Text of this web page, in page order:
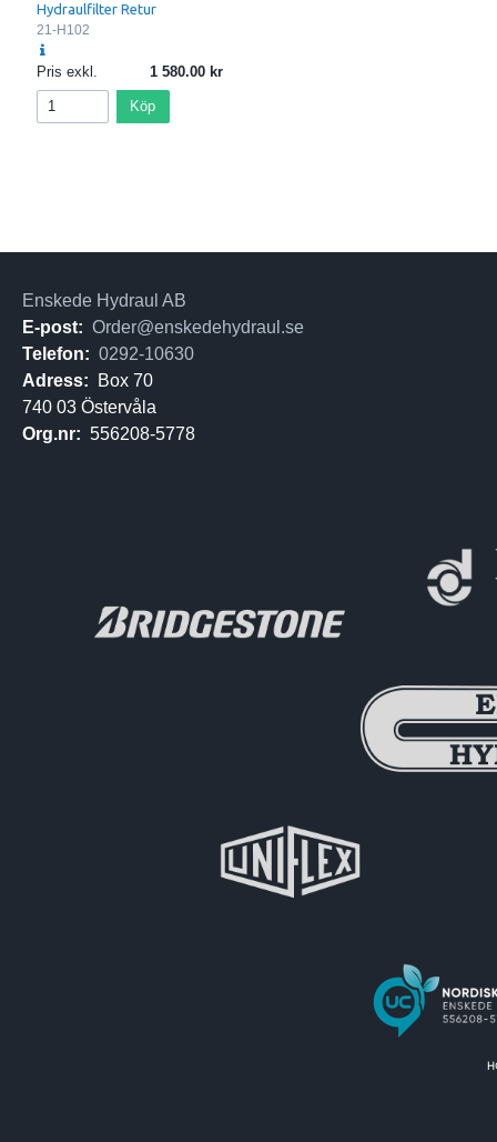
Hydraulfilter Retur
21-H102
Pris exkl. 1 580.00
Köp
Enskede Hydraul AB
E-post: Order@enskedehydraul.se
Telefon: 0292-10630
Adress:
Box 70
740 03 Östervåla
Org.nr: 556208-5778